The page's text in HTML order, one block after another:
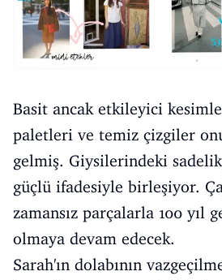
Basit ancak etkileyici
paletleri ve temiz çizgiler
gelmiş. Giysilerindeki
güçlü ifadesiyle birleşiyor.
zamansız parçalarla 100 yıl
olmaya devam edecek.
Sarah'ın dolabının